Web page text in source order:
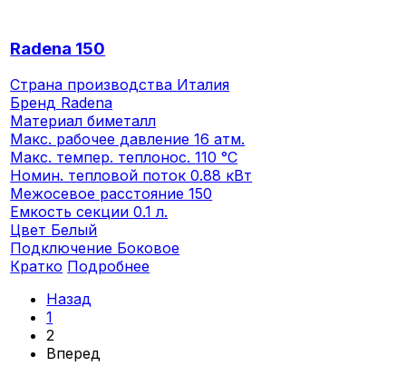
Radena 150
Страна производства Италия
Бренд Radena
Материалбиметалл
Макс. рабочее давление16 атм.
Макс. темпер. теплонос.110 °C
Номин. тепловой поток0.88 кВт
Межосевое расстояние150
Емкость секции0.1 л.
Цвет Белый
Подключение Боковое
Кратко Подробнее
Назад
1
2
Вперед